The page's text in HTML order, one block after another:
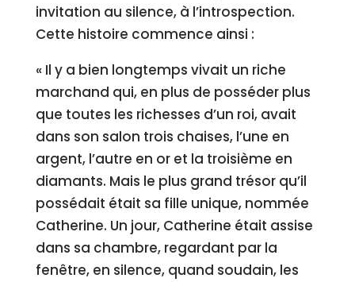
invitation au silence, à l’introspection.
Cette histoire commence ainsi :
« Il y a bien longtemps vivait un riche
marchand qui, en plus de posséder plus
que toutes les richesses d’un roi, avait
dans son salon trois chaises, l’une en
argent, l’autre en or et la troisième en
diamants. Mais le plus grand trésor qu’il
possédait était sa fille unique, nommée
Catherine. Un jour, Catherine était assise
dans sa chambre, regardant par la
fenêtre, en silence, quand soudain, les